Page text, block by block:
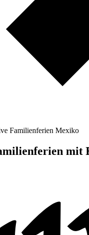
Familienferien Mexiko
mit